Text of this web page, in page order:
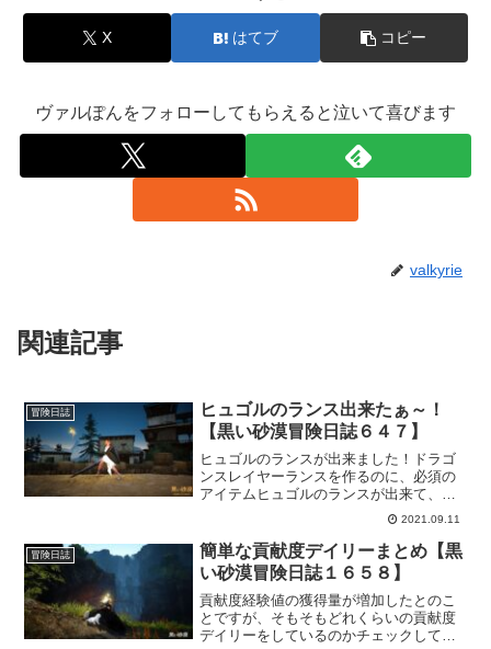
X はてブ コピー
ヴァルぽんをフォローしてもらえると泣いて喜びます
valkyrie
関連記事
冒険日誌
ヒュゴルのランス出来たぁ～！
【黒い砂漠冒険日誌６４７】
ヒュゴルのランスが出来ました！ドラゴ
ンスレイヤーランスを作るのに、必須の
アイテムヒュゴルのランスが出来て、一
段落って感じです。あとは、図面を集め
るだけなんだけどデイリーなのでしっか
り必要数分の日数がかかるのでのんびり
いきます。
2021.09.11
冒険日誌
簡単な貢献度デイリーまとめ【黒
い砂漠冒険日誌１６５８】
貢献度経験値の獲得量が増加したとのこ
とですが、そもそもどれくらいの貢献度
デイリーをしているのかチェックしてみ